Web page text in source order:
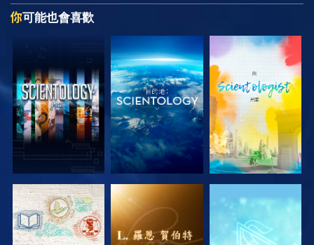
你可能也會喜歡
探索系列節目 探索系列節目 探索系列節目